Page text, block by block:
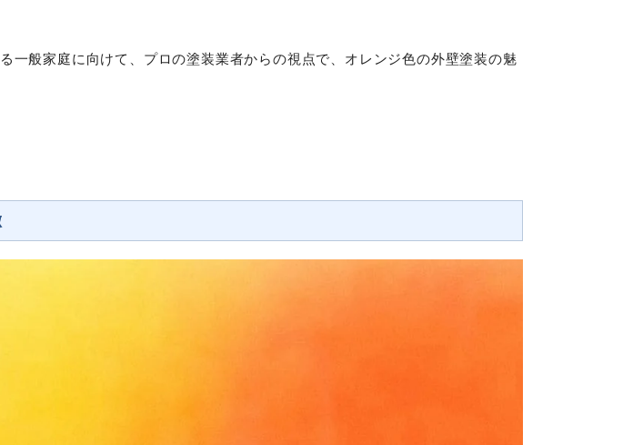
一般家庭に向けて、プロの塗装業者からの視点で、オレンジ色の外壁塗装の魅